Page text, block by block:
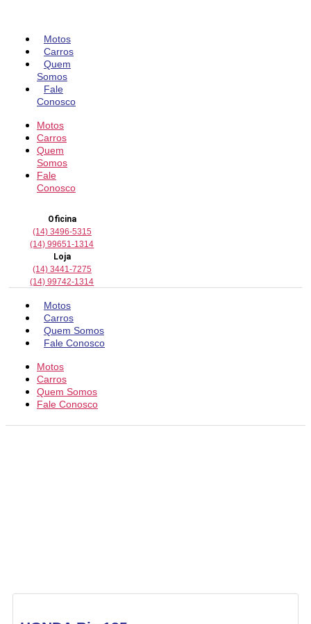
conteúdo
Motos
Carros
Quem
Somos
Fale
Conosco
Motos
Carros
Quem
Somos
Fale
Conosco
Oficina
(14) 3496-5315
(14) 99651-1314
Loja
(14) 3441-7275
(14) 99742-1314
Motos
Carros
Quem Somos
Fale Conosco
Motos
Carros
Quem Somos
Fale Conosco